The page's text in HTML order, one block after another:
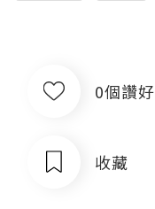
0個讚好
收藏